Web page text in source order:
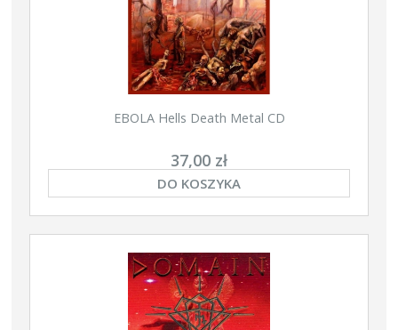
EBOLA Hells Death Metal CD
37,00 zł
DO KOSZYKA